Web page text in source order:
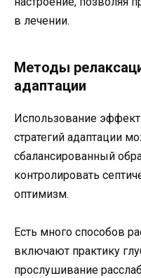
в лечении.
Методы
адаптации
Использование
стратегий адаптации
сбалансированный
контролировать
оптимизм.
Есть много способов
включают практику
прослушивание